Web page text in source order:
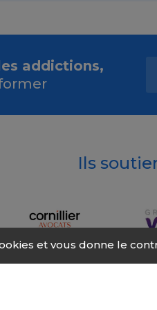
addictions,
Ils
et vous donne le